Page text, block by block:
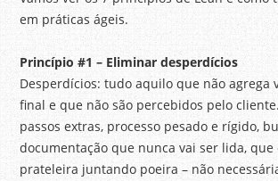
em práticas ágeis.
Princípio#1 – Eliminar desperdícios
Desperdícios: tudo aquilo que não agrega
final e que não são percebidos pelo
passos extras, processo pesado e rígido,
documentação que nunca vai ser lida, que
prateleira juntando poeira – não